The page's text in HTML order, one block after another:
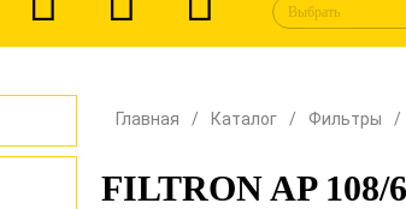
Выбрать
Главная Каталог Фильтры
FILTRON AP